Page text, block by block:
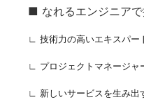
■ なれるエンジニア
∟ 技術力の高いエキスパー
∟ プロジェクトマネージャ
∟ 新しいサービスを生み出